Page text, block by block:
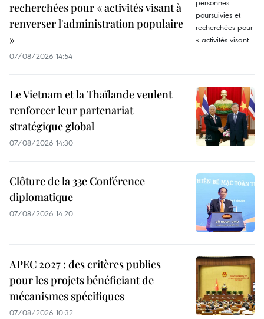
recherchées pour « activités visant à
renverser l'administration populaire
»
07/08/2026 14:54
Le Vietnam et la Thaïlande veulent
renforcer leur partenariat
stratégique global
07/08/2026 14:30
Clôture de la 33e Conférence
diplomatique
07/08/2026 14:20
APEC 2027 : des critères publics
pour les projets bénéficiant de
mécanismes spécifiques
07/08/2026 10:32